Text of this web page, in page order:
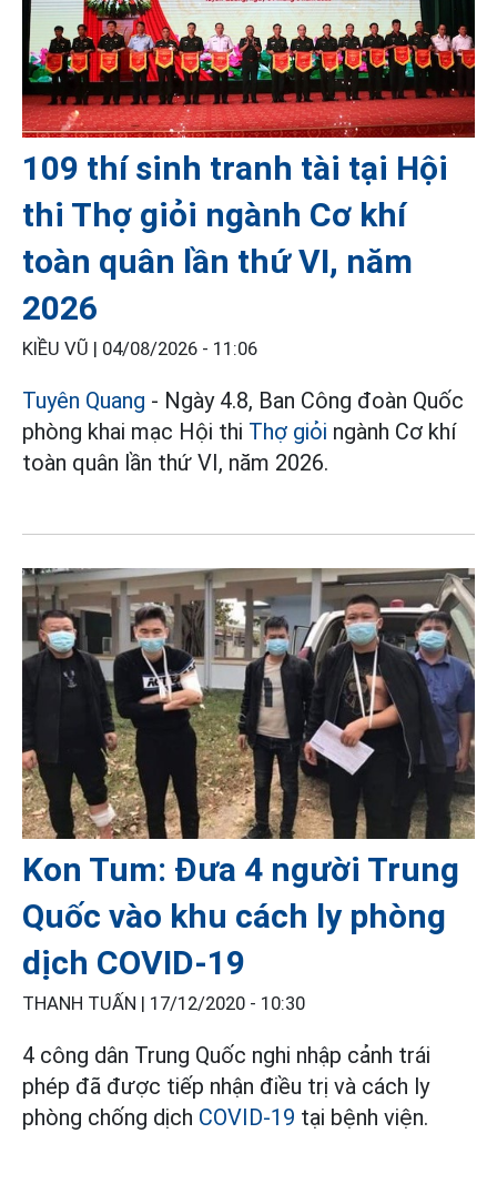
109 thí sinh tranh tài tại Hội
thi Thợ giỏi ngành Cơ khí
toàn quân lần thứ VI, năm
2026
KIỀU VŨ | 04/08/2026 - 11:06
Tuyên Quang - Ngày 4.8, Ban Công đoàn Quốc
phòng khai mạc Hội thi Thợ giỏi ngành Cơ khí
toàn quân lần thứ VI, năm 2026.
Kon Tum: Đưa 4 người Trung
Quốc vào khu cách ly phòng
dịch COVID-19
THANH TUẤN | 17/12/2020 - 10:30
4 công dân Trung Quốc nghi nhập cảnh trái
phép đã được tiếp nhận điều trị và cách ly
phòng chống dịch COVID-19 tại bệnh viện.